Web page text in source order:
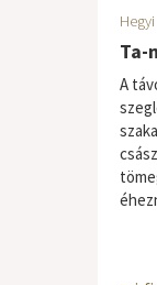
Ta-
A